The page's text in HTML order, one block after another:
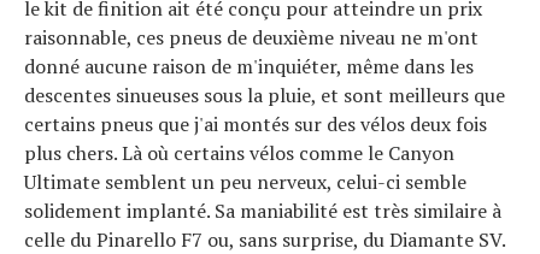
le kit de finition ait été conçu pour atteindre un prix
raisonnable, ces pneus de deuxième niveau ne m'ont
donné aucune raison de m'inquiéter, même dans les
descentes sinueuses sous la pluie, et sont meilleurs que
certains pneus que j'ai montés sur des vélos deux fois
plus chers. Là où certains vélos comme le Canyon
Ultimate semblent un peu nerveux, celui-ci semble
solidement implanté. Sa maniabilité est très similaire à
celle du Pinarello F7 ou, sans surprise, du Diamante SV.